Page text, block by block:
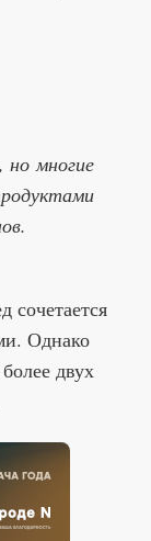
многие
сочетается
Однако
двух